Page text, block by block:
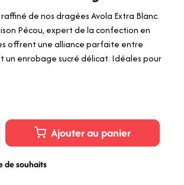
de nos dragées Avola Extra Blanc.
Pécou, expert de la confection en
offrent une alliance parfaite entre
un enrobage sucré délicat. Idéales pour
Ajouter au panier
de souhaits